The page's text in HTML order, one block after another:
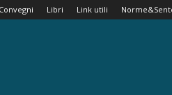
Convegni Libri Link utili